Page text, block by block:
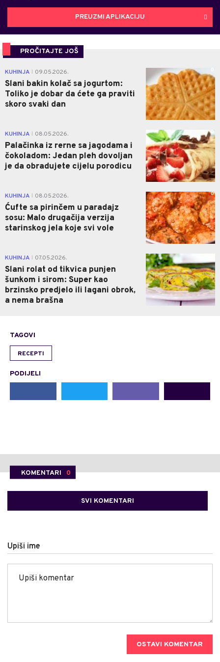
PREUZMI APLIKACIJU
PROČITAJTE JOŠ
KUHINJA 09.05.2026.
Slani bakin kolač sa jogurtom:
Toliko je dobar da ćete ga praviti
skoro svaki dan
0
KUHINJA 08.05.2026.
Palačinka iz rerne sa jagodama i
čokoladom: Jedan pleh dovoljan
je da obradujete cijelu porodicu
0
KUHINJA 08.05.2026.
Ćufte sa pirinčem u paradajz
sosu: Malo drugačija verzija
starinskog jela koje svi vole
0
KUHINJA 07.05.2026.
Slani rolat od tikvica punjen
šunkom i sirom: Super kao
brzinsko predjelo ili lagani obrok,
a nema brašna
TAGOVI
RECEPTI
PODIJELI
KOMENTARI 0
SVI KOMENTARI
Upiši ime
OSTAVI KOMENTAR